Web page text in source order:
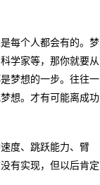
每个人都会有的。梦
学家等，那你就要从
梦想的一步。往往一
想。才有可能离成功
度、跳跃能力、臂
有实现，但以后肯定